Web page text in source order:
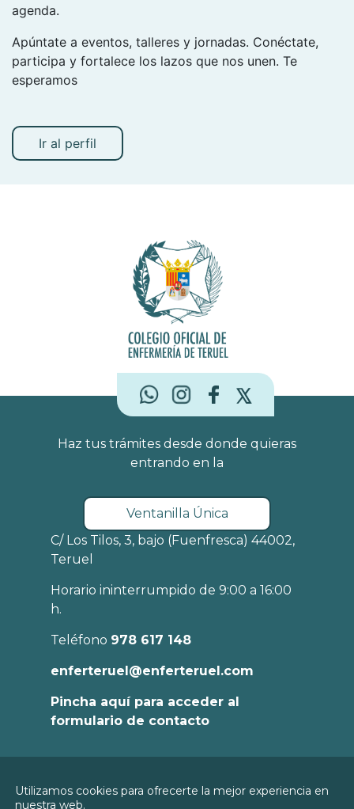
agenda.
Apúntate a eventos, talleres y jornadas. Conéctate,
participa y fortalece los lazos que nos unen. Te
esperamos
Ir al perfil
Haz tus trámites desde donde quieras
entrando en la
Ventanilla Única
C/ Los Tilos, 3, bajo (Fuenfresca) 44002,
Teruel
Horario ininterrumpido de 9:00 a 16:00
h.
Teléfono 978 617 148
enferteruel@enferteruel.com
Pincha aquí para acceder al
formulario de contacto
Política de
Privacidad
Utilizamos cookies para ofrecerte la mejor experiencia en
nuestra web.